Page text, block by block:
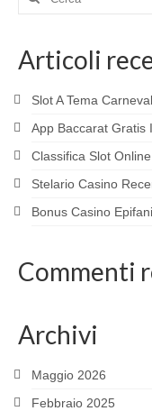
Articoli
Slot A Tema
App Baccarat Gratis
Classifica Slot
Stelario Casino
Bonus Casino
Commenti
Archivi
Maggio 2026
Febbraio 2025